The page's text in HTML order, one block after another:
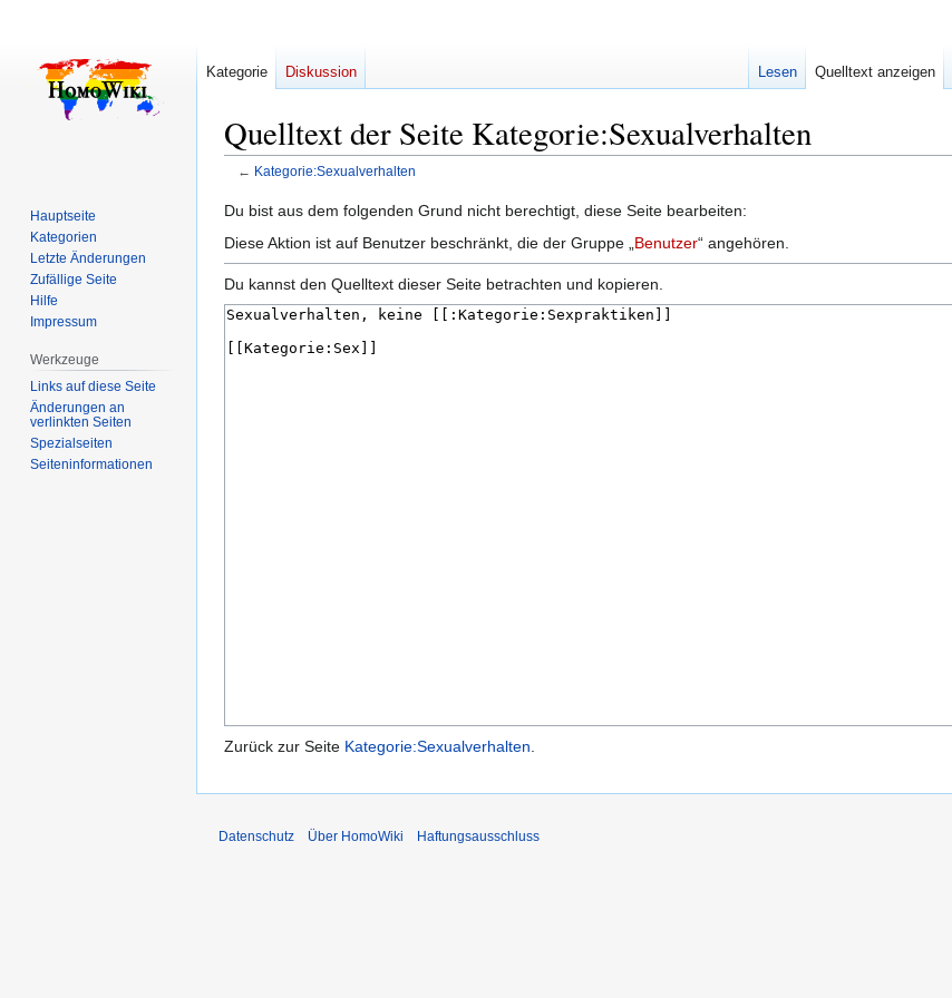
Quelltext der Seite Kategorie:Sexualverhalten
← Kategorie:Sexualverhalten
Zur
Navigation
Zur
Suche
Du bist aus dem folgenden Grund nicht berechtigt, diese Seite bearbeiten:
Diese Aktion ist auf Benutzer beschränkt, die der Gruppe „ Benutzer“ angehören.
Du kannst den Quelltext dieser Seite betrachten und kopieren.
Zurück zur Seite Kategorie:Sexualverhalten.
Kategorie Diskussion Lesen Quelltext anzeigen
Hauptseite
Kategorien
Letzte Änderungen
Zufällige Seite
Hilfe
Impressum
Werkzeuge
Links auf diese Seite
Änderungen an
verlinkten Seiten
Spezialseiten
Seiten­­informationen
Datenschutz Über HomoWiki Haftungsausschluss